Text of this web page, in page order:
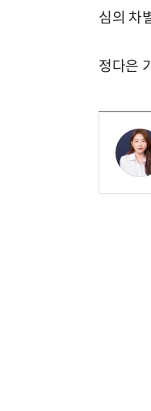
심의 차
정다은